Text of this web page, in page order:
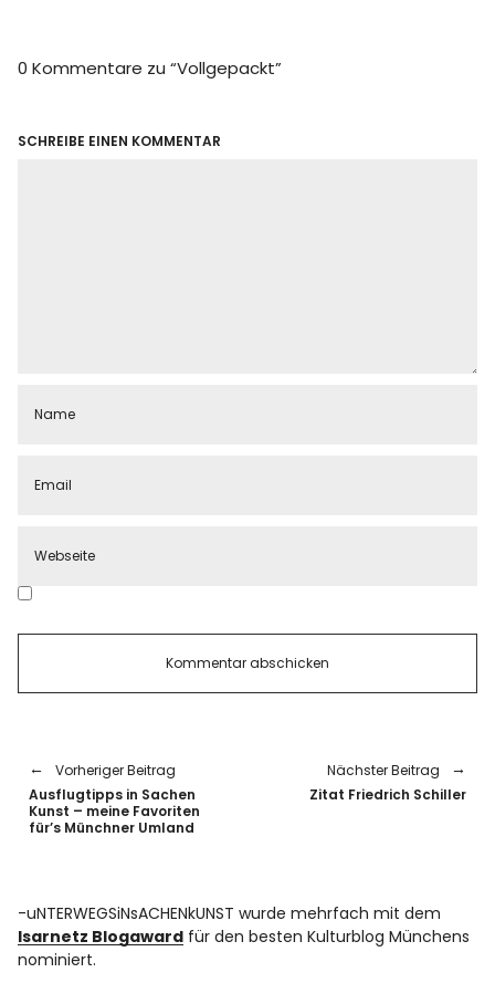
0 Kommentare zu “Vollgepackt”
SCHREIBE EINEN KOMMENTAR
Vorheriger Beitrag
Ausflugtipps in Sachen
Kunst – meine Favoriten
für’s Münchner Umland
Nächster Beitrag
Zitat Friedrich Schiller
-uNTERWEGSiNsACHENkUNST wurde mehrfach mit dem
Isarnetz Blogaward für den besten Kulturblog Münchens
nominiert.